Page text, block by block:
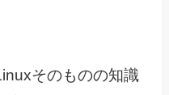
そのものの知識